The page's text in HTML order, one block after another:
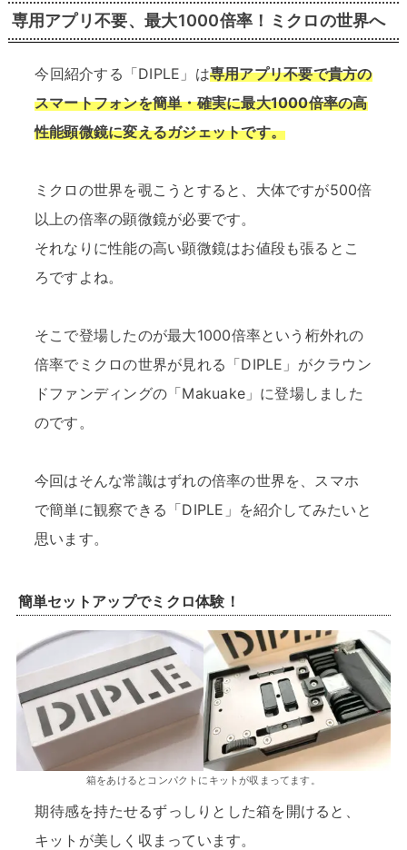
専用アプリ不要、最大1000倍率！ミクロの世界へ
今回紹介する「DIPLE」は専用アプリ不要で貴方の
スマートフォンを簡単・確実に最大1000倍率の高
性能顕微鏡に変えるガジェットです。
ミクロの世界を覗こうとすると、大体ですが500倍
以上の倍率の顕微鏡が必要です。
それなりに性能の高い顕微鏡はお値段も張るとこ
ろですよね。
そこで登場したのが最大1000倍率という桁外れの
倍率でミクロの世界が見れる「DIPLE」がクラウン
ドファンディングの「Makuake」に登場しました
のです。
今回はそんな常識はずれの倍率の世界を、スマホ
で簡単に観察できる「DIPLE」を紹介してみたいと
思います。
簡単セットアップでミクロ体験！
箱をあけるとコンパクトにキットが収まってます。
期待感を持たせるずっしりとした箱を開けると、
キットが美しく収まっています。